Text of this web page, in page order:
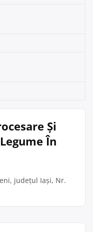
Și
În
județul Iași, Nr.